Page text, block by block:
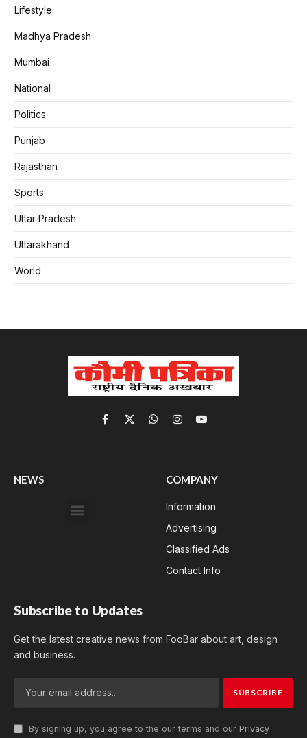
Lifestyle
Madhya Pradesh
Mumbai
National
Politics
Punjab
Rajasthan
Sports
Uttar Pradesh
Uttarakhand
World
Facebook
X
(Twitter)
WhatsApp
InstagramYouTube
NEWS COMPANY
Information
Advertising
Classified Ads
Contact Info
Subscribe to Updates
Get the latest creative news from FooBar about art, design
and business.
By signing up, you agree to the our terms and our Privacy